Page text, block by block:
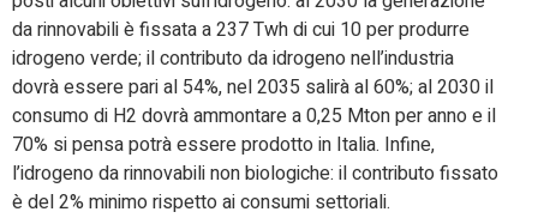
da rinnovabili è fissata a 237 Twh di cui 10 per produrre
idrogeno verde; il contributo da idrogeno nell’industria
dovrà essere pari al 54%, nel 2035 salirà al 60%; al 2030 il
consumo di H2 dovrà ammontare a 0,25 Mton per anno e il
70% si pensa potrà essere prodotto in Italia. Infine,
l’idrogeno da rinnovabili non biologiche: il contributo fissato
è del 2% minimo rispetto ai consumi settoriali.